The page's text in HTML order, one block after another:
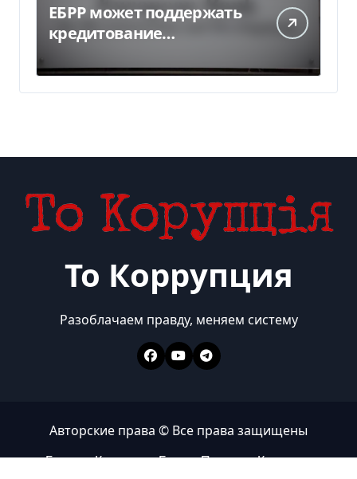
ЕБРР может поддержать
кредитование
300 млн евро — Delo.ua
То Коррупция
Разоблачаем правду, меняем систему
Авторские права © Все права защищены
ГлавнаяКоррупцияБизнесПолитикаКонтакты